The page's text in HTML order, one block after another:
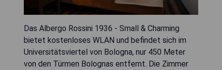
Das Albergo Rossini 1936 - Small & Charming
bietet kostenloses WLAN und befindet sich im
Universitätsviertel von Bologna, nur 450 Meter
von den Türmen Bolognas entfernt. Die Zimmer